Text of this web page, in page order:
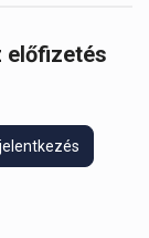
előfizetés